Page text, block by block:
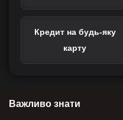
Кредит на будь-яку
карту
Важливо знати